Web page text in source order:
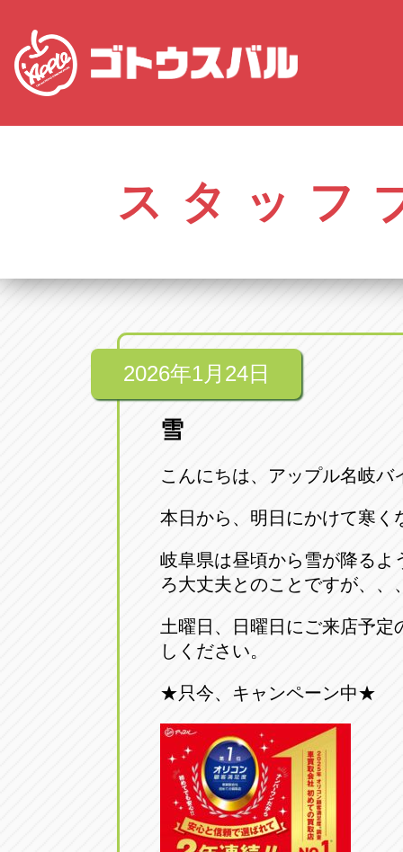
アップル
0561-84-
アップル
アップル
0568-85-
アップル
0566-43-
アップル
0569-35-
アップル
愛知県春日井市柏井町4-43-1
アップル春日井中央店
愛知県瀬戸市美濃池町29-1
アップル一宮22号店
愛知県一宮市朝日3-4-12
アップル春日井店
愛知県春日井市八田町2-1-16
アップル名岐バイパス春日店
アップル碧南店
愛知県碧南市立山町4-32-1
アップル常滑店
愛知県常滑市長間37-1
アップル小牧店
スタッフ
2026年1月24日
雪
こんにちは、アップル名岐
本日から、明日にかけて寒く
岐阜県は昼頃から雪が降るよ
ろ大丈夫とのことですが、、
土曜日、日曜日にご来店予
しください。
★只今、キャンペーン中★